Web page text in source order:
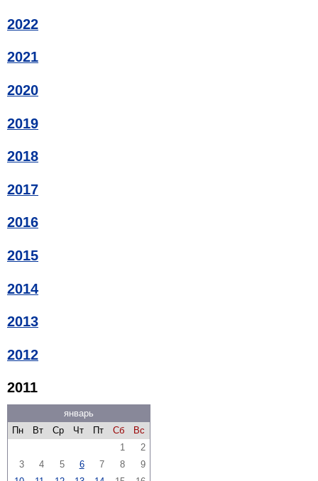
2022
2021
2020
2019
2018
2017
2016
2015
2014
2013
2012
2011
январь
Пн
Вт Ср Чт Пт Сб
Вс
1
2
3
4 5 6 7 8
9